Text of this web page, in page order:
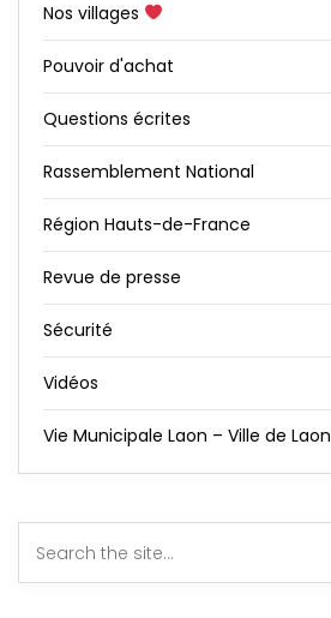
Nos villages
Pouvoir d'achat
Questions écrites
Rassemblement National
Région Hauts-de-France
Revue de presse
Sécurité
Vidéos
Vie Municipale Laon – Ville de Laon